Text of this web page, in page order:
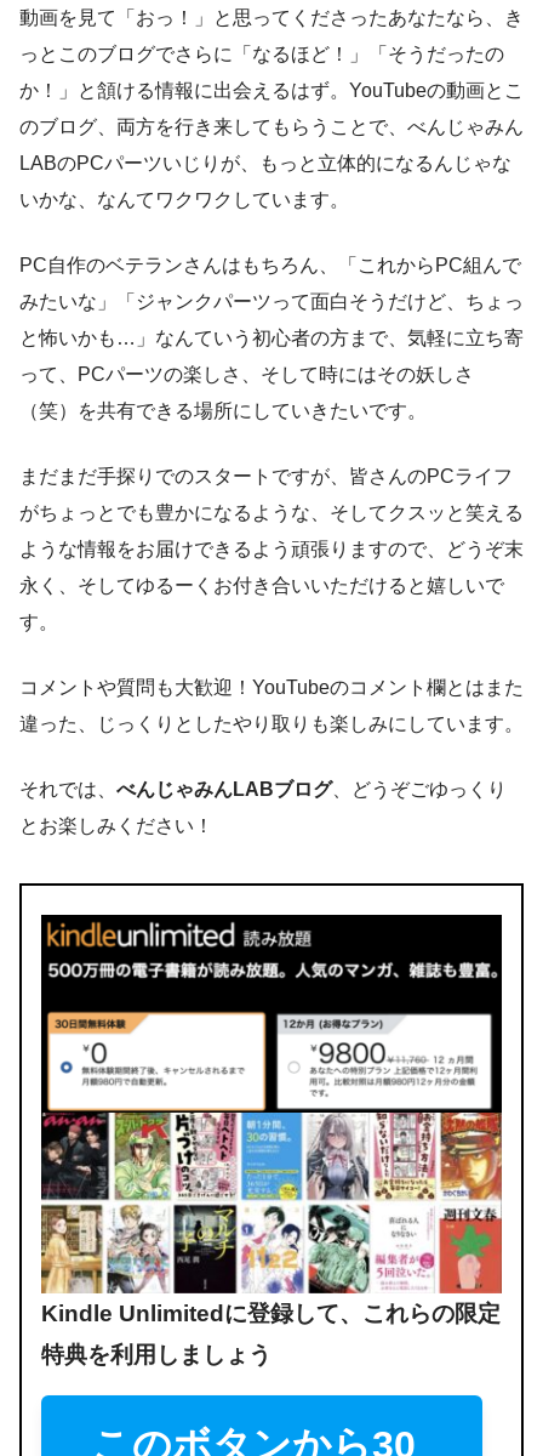
動画を見て「おっ！」と思ってくださったあなたなら、き
っとこのブログでさらに「なるほど！」「そうだったの
か！」と頷ける情報に出会えるはず。YouTubeの動画とこ
のブログ、両方を行き来してもらうことで、べんじゃみん
LABのPCパーツいじりが、もっと立体的になるんじゃな
いかな、なんてワクワクしています。
PC自作のベテランさんはもちろん、「これからPC組んで
みたいな」「ジャンクパーツって面白そうだけど、ちょっ
と怖いかも…」なんていう初心者の方まで、気軽に立ち寄
って、PCパーツの楽しさ、そして時にはその妖しさ
（笑）を共有できる場所にしていきたいです。
まだまだ手探りでのスタートですが、皆さんのPCライフ
がちょっとでも豊かになるような、そしてクスッと笑える
ような情報をお届けできるよう頑張りますので、どうぞ末
永く、そしてゆるーくお付き合いいただけると嬉しいで
す。
コメントや質問も大歓迎！YouTubeのコメント欄とはまた
違った、じっくりとしたやり取りも楽しみにしています。
それでは、 べんじゃみんLABブログ、どうぞごゆっくり
とお楽しみください！
Kindle Unlimitedに登録して、これらの限定
特典を利用しましょう
このボタンから30